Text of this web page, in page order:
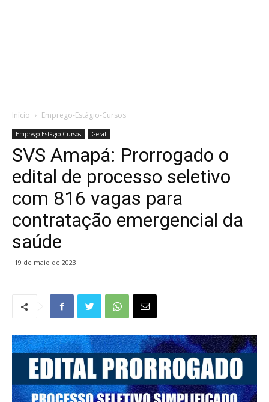
Início Emprego-Estágio-Cursos
Emprego-Estágio-Cursos Geral
SVS Amapá: Prorrogado o
edital de processo seletivo
com 816 vagas para
contratação emergencial da
saúde
19 de maio de 2023